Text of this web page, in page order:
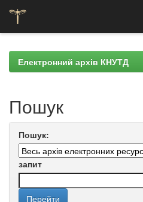
navigationЕлектронний архів КНУТД
Пошук
Пошук:
запит